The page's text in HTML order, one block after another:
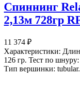
Спиннинг
2,13м 728гр
11 374 ₽
Характеристики:
126 гр. Тест по
Тип вершинки: tubular.